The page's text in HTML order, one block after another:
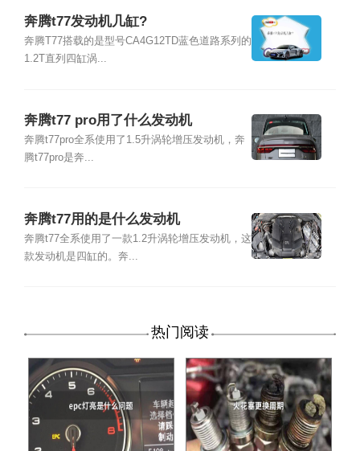
奔腾t77发动机几缸?
奔腾T77搭载的是型号CA4G12TD蓝色道路系列的
1.2T直列四缸涡...
奔腾t77 pro用了什么发动机
奔腾t77pro全系使用了1.5升涡轮增压发动机，奔
腾t77pro是奔...
奔腾t77用的是什么发动机
奔腾t77全系使用了一款1.2升涡轮增压发动机，这
款发动机是四缸的。奔...
热门阅读